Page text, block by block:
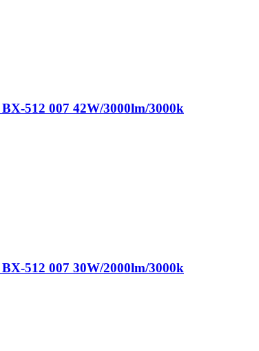
512 007 42W/3000lm/3000k
512 007 30W/2000lm/3000k